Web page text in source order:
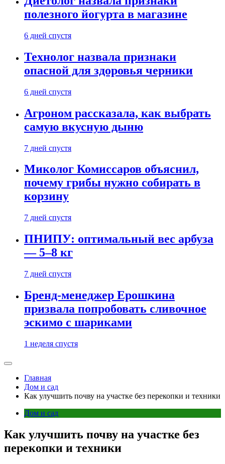
полезного йогурта в магазине
6 дней спустя
Технолог назвала признаки
опасной для здоровья черники
6 дней спустя
Агроном рассказала, как выбрать
самую вкусную дыню
7 дней спустя
Миколог Комиссаров объяснил,
почему грибы нужно собирать в
корзину
7 дней спустя
ПНИПУ: оптимальный вес арбуза
— 5–8 кг
7 дней спустя
Бренд-менеджер Ерошкина
призвала попробовать сливочное
эскимо с шариками
1 неделя спустя
Главная
Дом и сад
Как улучшить почву на участке без перекопки и техники
Дом и сад
Как улучшить почву на участке без
перекопки и техники